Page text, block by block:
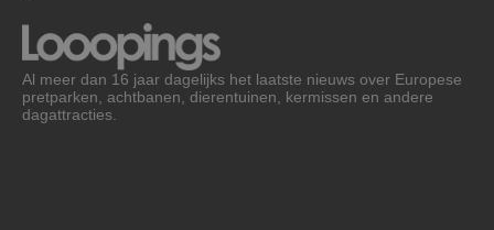
Al meer dan 16 jaar dagelijks het laatste nieuws over Europese
pretparken, achtbanen, dierentuinen, kermissen en andere
dagattracties.